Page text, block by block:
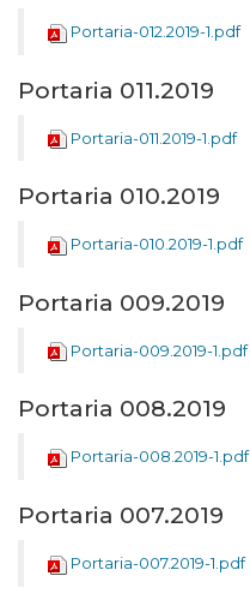
Portaria-012.2019-1.pdf
Portaria 011.2019
Portaria-011.2019-1.pdf
Portaria 010.2019
Portaria-010.2019-1.pdf
Portaria 009.2019
Portaria-009.2019-1.pdf
Portaria 008.2019
Portaria-008.2019-1.pdf
Portaria 007.2019
Portaria-007.2019-1.pdf